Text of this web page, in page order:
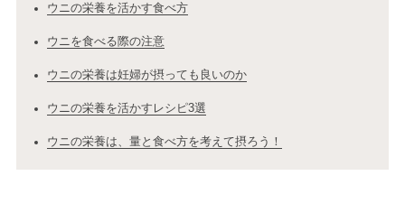
ウニの栄養を活かす食べ方
ウニを食べる際の注意
ウニの栄養は妊婦が摂っても良いのか
ウニの栄養を活かすレシピ3選
ウニの栄養は、量と食べ方を考えて摂ろう！